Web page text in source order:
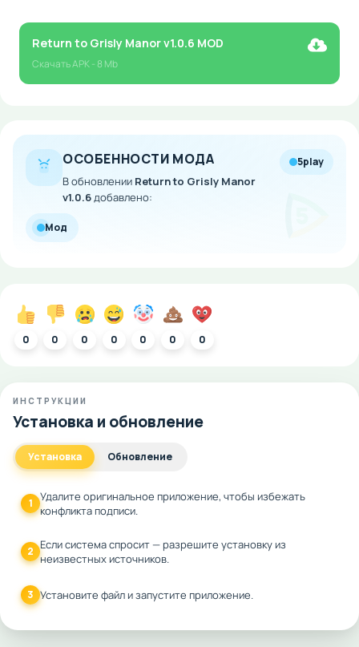
Return to Grisly Manor v1.0.6 MOD
СкачатьAPK- 8 Mb
ОСОБЕННОСТИ МОДА
В обновлении Return to Grisly Manor
v1.0.6добавлено:
5play
Мод
0 0 0 0 0 0 0
ИНСТРУКЦИИ
Установка и обновление
Установка Обновление
1 Удалите оригинальное приложение, чтобы избежать
конфликта подписи.
2 Если система спросит — разрешите установку из
неизвестных источников.
3 Установите файл и запустите приложение.